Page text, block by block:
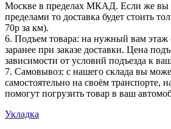
Москве в пределах МКАД. Если же вы
пределами то доставка будет стоить
70р за км).
6. Подъем товара: на нужный вам этаж
заранее при заказе доставки. Цена
зависимости от условий подъезда к
7. Самовывоз: с нашего склада вы
самостоятельно на своём транспорте,
помогут погрузить товар в ваш
Укладка